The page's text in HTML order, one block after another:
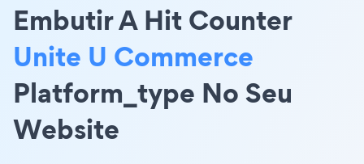
Embutir A Hit Counter
Unite U Commerce
Platform_type No Seu
Website